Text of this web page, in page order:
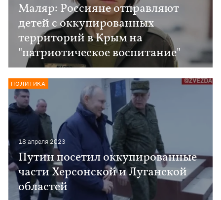
Маляр: Россияне отправляют
детей с оккупированных
территорий в Крым на
"патриотическое воспитание"
18 апреля 2023
Путин посетил оккупированные
части Херсонской и Луганской
областей
ПОЛИТИКА